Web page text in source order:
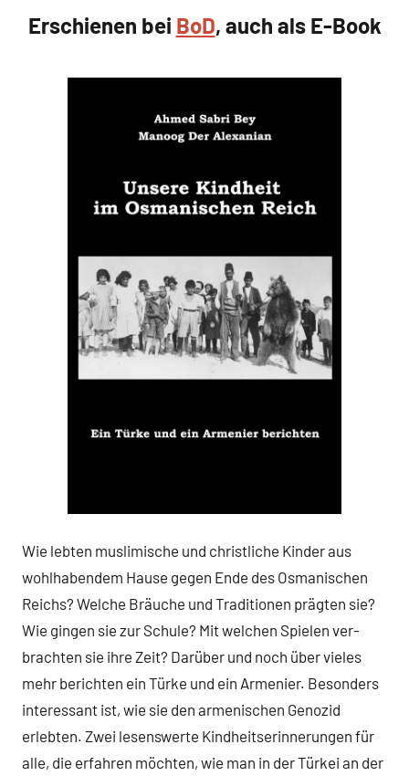
Erschienen bei BoD, auch als E-Book
Wie lebten muslimische und christliche Kinder aus
wohlhabendem Hause gegen Ende des Osmanischen
Reichs? Welche Bräuche und Traditionen prägten sie?
Wie gingen sie zur Schule? Mit welchen Spielen ver-
brachten sie ihre Zeit? Darüber und noch über vieles
mehr berichten ein Türke und ein Armenier. Besonders
interessant ist, wie sie den armenischen Genozid
erlebten. Zwei lesenswerte Kindheitserinnerungen für
alle, die erfahren möchten, wie man in der Türkei an der